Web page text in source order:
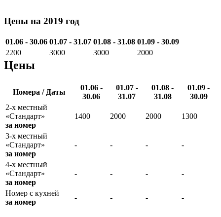
Цены на 2019 год
01.06 - 30.06 01.07 - 31.07 01.08 - 31.08 01.09 - 30.09
2200
3000 3000 2000
Цены
Номера / Даты
01.06 -
30.06
01.07 -
31.07
01.08 -
31.08
01.09 -
30.09
2-х местный
«Стандарт»
за номер
1400 2000 2000 1300
3-х местный
«Стандарт»
за номер
- - - -
4-х местный
«Стандарт»
за номер
- - - -
Номер с кухней
за номер
- - - -